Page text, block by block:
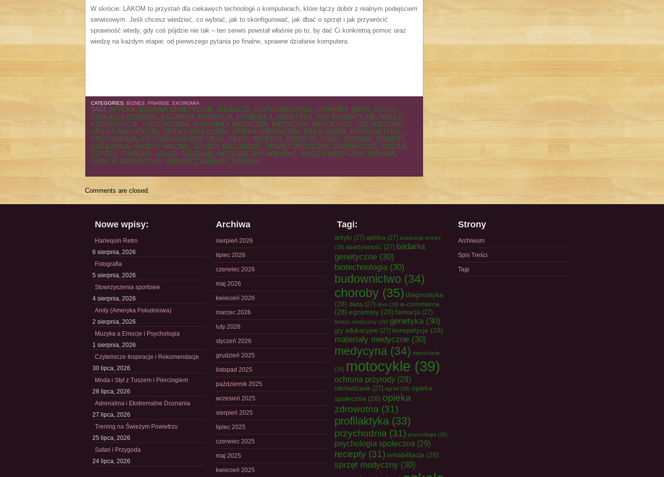
W skrócie: LAKOM to przystań dla ciekawych technologii o komputerach, które łączy dobór z realnym podejściem
serwisowym. Jeśli chcesz wiedzieć, co wybrać, jak to skonfigurować, jak dbać o sprzęt i jak przywrócić
sprawność wtedy, gdy coś pójdzie nie tak – ten serwis powstał właśnie po to, by dać Ci konkretną pomoc oraz
wiedzę na każdym etapie: od pierwszego pytania po finalne, sprawne działanie komputera.
CATEGORIES: BIZNES, FINANSE, EKONOMIA
TAGI: APTEKA, BADANIA GENETYCZNE, BIEGACZE, BIOTECHNOLOGIA, CHOROBY, DIETA, DZIECI ,
EDUKACJA DOMOWA, EGZAMINY, FARMACJA, FORMUŁA 1, GENETYKA, GRY EDUKACYJNE, HOKEJ,
KOREPETYCJE, KOSZYKÓWKA, MATERIAŁY MEDYCZNE, MEDYCYNA, MOTOCYKLE, ODCHUDZANIE,
OPIEKA NAD DZIEĆMI , OPIEKA SPOŁECZNA, OPIEKA ZDROWOTNA, PIŁKA NOŻNA, PROFILAKTYKA,
PRZYCHODNIA, PSYCHOLOGIA DZIECIĘCA, RAJDY, RECEPTY, RODZICIELSTWO, RODZINA, ROWERY,
SIATKÓWKA, SPORTY HALOWE, SPORTY MOTOROWE, SPRZĘT MEDYCZNY, SUPERFOODS, SZKOŁA,
SZPITAL, TRYBUNY, USŁUGI RODZINNE, WCZESNE WYCHOWANIE, WIEDZA MEDYCZNA, ZABAWA,
ZAJĘCIA DODATKOWE, ZDROWE ŻYWIENIE, ZDROWIE
Comments are closed.
Nowe wpisy:
Harlequin Retro
6 sierpnia, 2026
Fotografia
5 sierpnia, 2026
Stowrzyszenia sportowe
4 sierpnia, 2026
Andy (Ameryka Południowa)
2 sierpnia, 2026
Muzyka a Emocje i Psychologia
1 sierpnia, 2026
Czytelnicze Inspiracje i Rekomendacje
30 lipca, 2026
Moda i Styl z Tuszem i Piercingiem
28 lipca, 2026
Adrenalina i Ekstremalne Doznania
27 lipca, 2026
Trening na Świeżym Powietrzu
25 lipca, 2026
Safari i Przygoda
24 lipca, 2026
Archiwa
sierpień 2026
lipiec 2026
czerwiec 2026
maj 2026
kwiecień 2026
marzec 2026
luty 2026
styczeń 2026
grudzień 2025
listopad 2025
październik 2025
wrzesień 2025
sierpień 2025
lipiec 2025
czerwiec 2025
maj 2025
kwiecień 2025
Tagi:
antyki (27) apteka (27) aranżacja wnętrz
(26) asertywność (27) badania
genetyczne (30)
biotechnologia(30)
budownictwo (34)
choroby (35) diagnostyka
(28) dieta (27) dom (26) e-commerce
(28) egzaminy (28) farmacja (27)
fitness medyczny (26) genetyka(30)
gry edukacyjne (27) korepetycje (28)
materiały medyczne (30)
medycyna (34) mieszkanie
(26) motocykle (39)
ochrona przyrody (29)
odchudzanie (27) ogród (26) opieka
społeczna (28) opieka
zdrowotna (31)
profilaktyka (33)
przychodnia (31) psychologia (26)
psychologia społeczna (29)
recepty (31) rehabilitacja (28)
sprzęt medyczny (30)
Strony
Archiwum
Spis Treści
Tagi